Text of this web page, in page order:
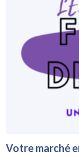
Votre marché